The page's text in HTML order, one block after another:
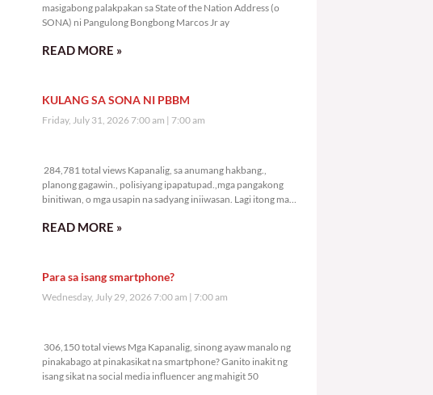
masigabong palakpakan sa State of the Nation Address (o
SONA) ni Pangulong Bongbong Marcos Jr ay
READ MORE »
KULANG SA SONA NI PBBM
Friday, July 31, 2026 7:00 am 7:00 am
284,781 total views Kapanalig, sa anumang hakbang.,
planong gagawin., polisiyang ipapatupad.,mga pangakong
binitiwan, o mga usapin na sadyang iniiwasan. Lagi itong may
READ MORE »
Para sa isang smartphone?
Wednesday, July 29, 2026 7:00 am 7:00 am
306,150 total views Mga Kapanalig, sinong ayaw manalo ng
pinakabago at pinakasikat na smartphone? Ganito inakit ng
isang sikat na social media influencer ang mahigit 50